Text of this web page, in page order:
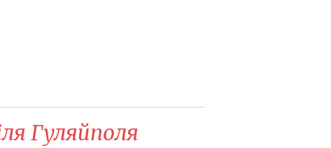
Гуляйполя